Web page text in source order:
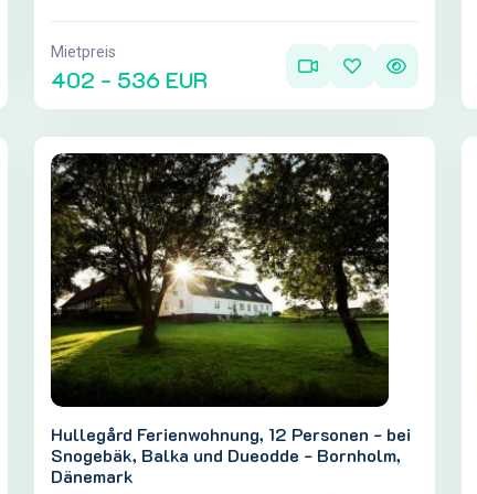
Mietpreis
402 - 536 EUR
Hullegård Ferienwohnung, 12 Personen - bei
Snogebäk, Balka und Dueodde - Bornholm,
Dänemark